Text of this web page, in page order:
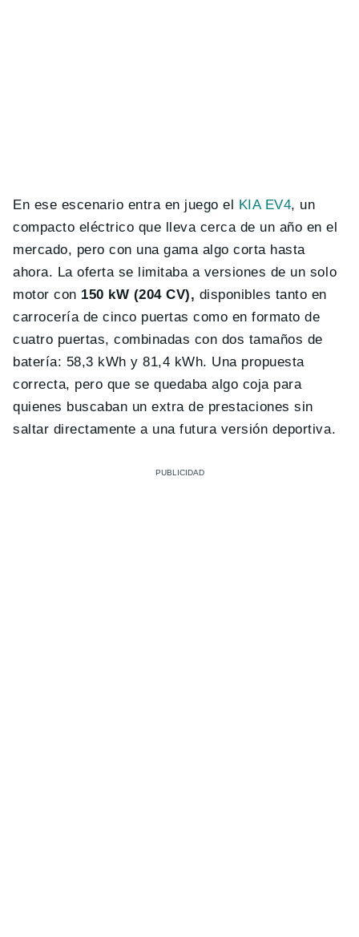
En ese escenario entra en juego el KIA EV4, un
compacto eléctrico que lleva cerca de un año en el
mercado, pero con una gama algo corta hasta
ahora. La oferta se limitaba a versiones de un solo
motor con 150 kW (204 CV), disponibles tanto en
carrocería de cinco puertas como en formato de
cuatro puertas, combinadas con dos tamaños de
batería: 58,3 kWh y 81,4 kWh. Una propuesta
correcta, pero que se quedaba algo coja para
quienes buscaban un extra de prestaciones sin
saltar directamente a una futura versión deportiva.